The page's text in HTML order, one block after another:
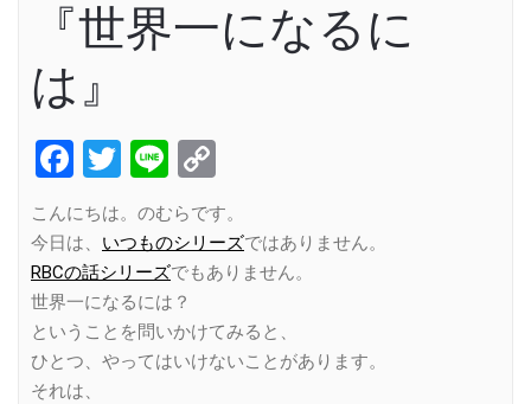
『世界一になるに
は』
Facebook
Twitter
Line
Link
こんにちは。のむらです。
今日は、 いつものシリーズではありません。
RBCの話シリーズでもありません。
世界一になるには？
ということを問いかけてみると、
ひとつ、やってはいけないことがあります。
それは、